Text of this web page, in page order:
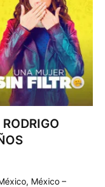
México –